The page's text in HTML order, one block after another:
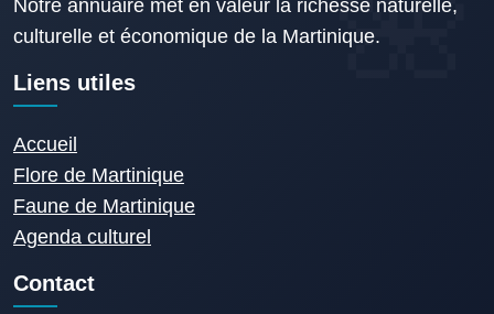
Notre annuaire met en valeur la richesse naturelle,
culturelle et économique de la Martinique.
Liens utiles
Accueil
Flore de Martinique
Faune de Martinique
Agenda culturel
Contact